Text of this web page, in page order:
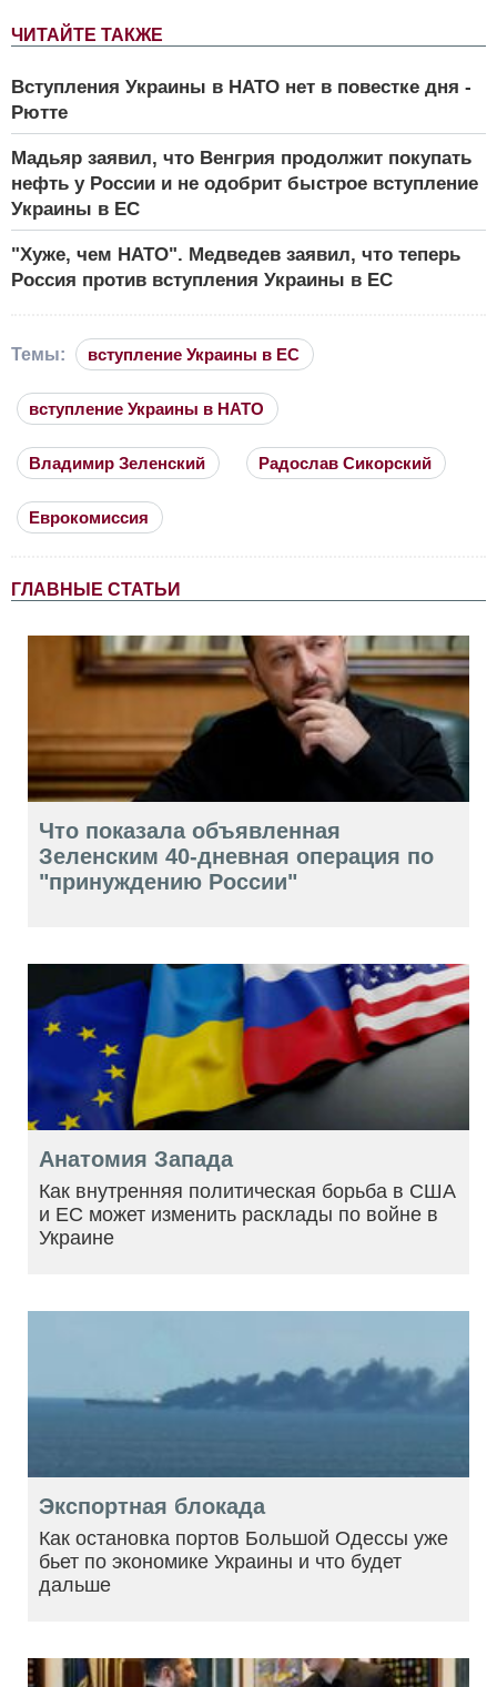
ЧИТАЙТЕ ТАКЖЕ
Вступления Украины в НАТО нет в повестке дня -
Рютте
Мадьяр заявил, что Венгрия продолжит покупать
нефть у России и не одобрит быстрое вступление
Украины в ЕС
"Хуже, чем НАТО". Медведев заявил, что теперь
Россия против вступления Украины в ЕС
Темы: вступление Украины в ЕС
вступление Украины в НАТО
Владимир Зеленский Радослав Сикорский
Еврокомиссия
ГЛАВНЫЕ СТАТЬИ
Что показала объявленная
Зеленским 40-дневная операция по
"принуждению России"
Анатомия Запада
Как внутренняя политическая борьба в США
и ЕС может изменить расклады по войне в
Украине
Экспортная блокада
Как остановка портов Большой Одессы уже
бьет по экономике Украины и что будет
дальше